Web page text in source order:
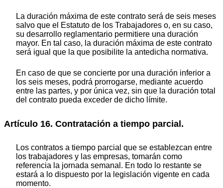
La duración máxima de este contrato será de seis meses
salvo que el Estatuto de los Trabajadores o, en su caso,
su desarrollo reglamentario permitiere una duración
mayor. En tal caso, la duración máxima de este contrato
será igual que la que posibilite la antedicha normativa.
En caso de que se concierte por una duración inferior a
los seis meses, podrá prorrogarse, mediante acuerdo
entre las partes, y por única vez, sin que la duración total
del contrato pueda exceder de dicho límite.
Artículo 16. Contratación a tiempo parcial.
Los contratos a tiempo parcial que se establezcan entre
los trabajadores y las empresas, tomarán como
referencia la jornada semanal. En todo lo restante se
estará a lo dispuesto por la legislación vigente en cada
momento.